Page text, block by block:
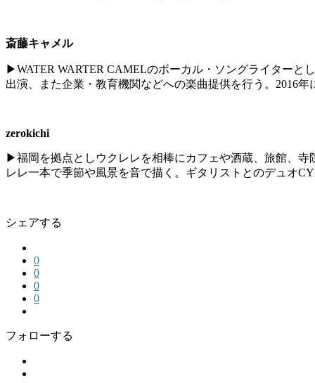
斎藤キャメル
▶WATER WARTER CAMELのボーカル・ソングライターと
出演、また企業・教育機関などへの楽曲提供を行う。2016
zerokichi
▶福岡を拠点としウクレレを相棒にカフェや酒蔵、旅館、
レレ一本で季節や風景を音で描く。ギタリストとのデュオ
シェアする
0
0
0
0
フォローする